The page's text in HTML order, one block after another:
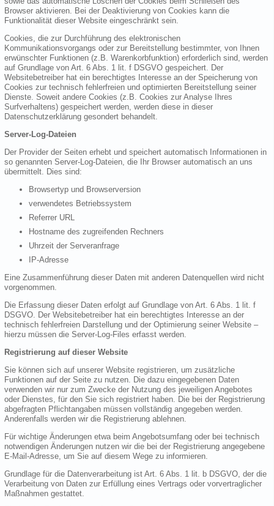
Browser aktivieren. Bei der Deaktivierung von Cookies kann die
Funktionalität dieser Website eingeschränkt sein.
Cookies, die zur Durchführung des elektronischen
Kommunikationsvorgangs oder zur Bereitstellung bestimmter, von Ihnen
erwünschter Funktionen (z.B. Warenkorbfunktion) erforderlich sind, werden
auf Grundlage von Art. 6 Abs. 1 lit. f DSGVO gespeichert. Der
Websitebetreiber hat ein berechtigtes Interesse an der Speicherung von
Cookies zur technisch fehlerfreien und optimierten Bereitstellung seiner
Dienste. Soweit andere Cookies (z.B. Cookies zur Analyse Ihres
Surfverhaltens) gespeichert werden, werden diese in dieser
Datenschutzerklärung gesondert behandelt.
Server-Log-Dateien
Der Provider der Seiten erhebt und speichert automatisch Informationen in
so genannten Server-Log-Dateien, die Ihr Browser automatisch an uns
übermittelt. Dies sind:
Browsertyp und Browserversion
verwendetes Betriebssystem
Referrer URL
Hostname des zugreifenden Rechners
Uhrzeit der Serveranfrage
IP-Adresse
Eine Zusammenführung dieser Daten mit anderen Datenquellen wird nicht
vorgenommen.
Die Erfassung dieser Daten erfolgt auf Grundlage von Art. 6 Abs. 1 lit. f
DSGVO. Der Websitebetreiber hat ein berechtigtes Interesse an der
technisch fehlerfreien Darstellung und der Optimierung seiner Website –
hierzu müssen die Server-Log-Files erfasst werden.
Registrierung auf dieser Website
Sie können sich auf unserer Website registrieren, um zusätzliche
Funktionen auf der Seite zu nutzen. Die dazu eingegebenen Daten
verwenden wir nur zum Zwecke der Nutzung des jeweiligen Angebotes
oder Dienstes, für den Sie sich registriert haben. Die bei der Registrierung
abgefragten Pflichtangaben müssen vollständig angegeben werden.
Anderenfalls werden wir die Registrierung ablehnen.
Für wichtige Änderungen etwa beim Angebotsumfang oder bei technisch
notwendigen Änderungen nutzen wir die bei der Registrierung angegebene
E-Mail-Adresse, um Sie auf diesem Wege zu informieren.
Grundlage für die Datenverarbeitung ist Art. 6 Abs. 1 lit. b DSGVO, der die
Verarbeitung von Daten zur Erfüllung eines Vertrags oder vorvertraglicher
Maßnahmen gestattet.